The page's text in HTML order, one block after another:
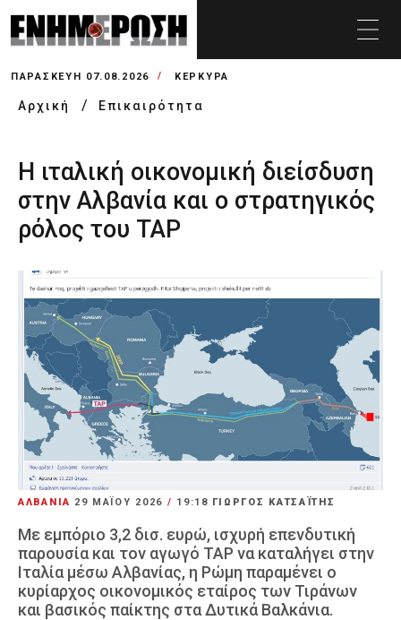
ΠΑΡΑΣΚΕΥΉ 07.08.2026 ΚΕΡΚΥΡΑ
Αρχική Επικαιρότητα
Η ιταλική οικονομική διείσδυση
στην Αλβανία και ο στρατηγικός
ρόλος του TAP
ΑΛΒΑΝΙΑ 29 ΜΑΪ́ΟΥ 2026 / 19:18 ΓΙΩΡΓΟΣ ΚΑΤΣΑΪΤΗΣ
Με εμπόριο 3,2 δισ. ευρώ, ισχυρή επενδυτική
παρουσία και τον αγωγό TAP να καταλήγει στην
Ιταλία μέσω Αλβανίας, η Ρώμη παραμένει ο
κυρίαρχος οικονομικός εταίρος των Τιράνων
και βασικός παίκτης στα Δυτικά Βαλκάνια.